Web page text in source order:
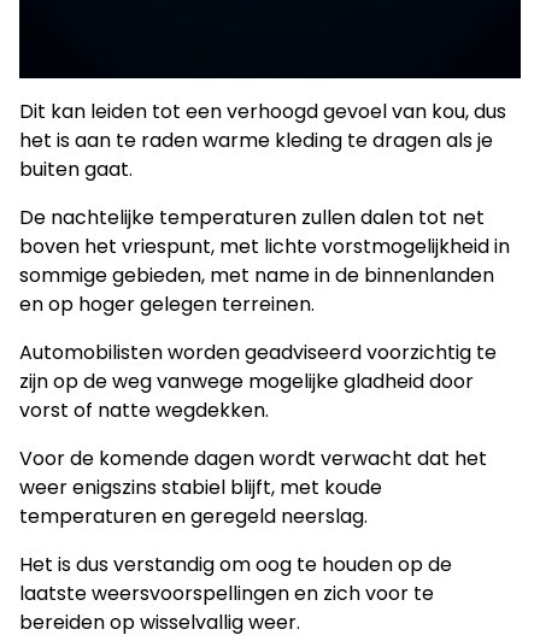
Dit kan leiden tot een verhoogd gevoel van kou, dus
het is aan te raden warme kleding te dragen als je
buiten gaat.
De nachtelijke temperaturen zullen dalen tot net
boven het vriespunt, met lichte vorstmogelijkheid in
sommige gebieden, met name in de binnenlanden
en op hoger gelegen terreinen.
Automobilisten worden geadviseerd voorzichtig te
zijn op de weg vanwege mogelijke gladheid door
vorst of natte wegdekken.
Voor de komende dagen wordt verwacht dat het
weer enigszins stabiel blijft, met koude
temperaturen en geregeld neerslag.
Het is dus verstandig om oog te houden op de
laatste weersvoorspellingen en zich voor te
bereiden op wisselvallig weer.